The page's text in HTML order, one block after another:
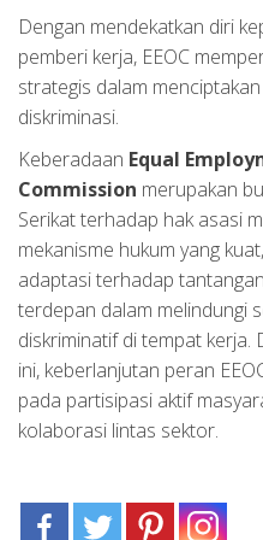
Dengan mendekatkan diri
pemberi kerja, EEOC
strategis dalam
diskriminasi.
Keberadaan Equal
Commission merupakan
Serikat terhadap hak asasi
mekanisme hukum yang
adaptasi terhadap
terdepan dalam melindungi
diskriminatif di tempat kerja.
ini, keberlanjutan peran
pada partisipasi aktif
kolaborasi lintas sektor.